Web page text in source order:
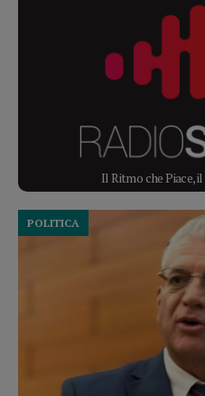
Il Ritmo che Piace,
POLITICA